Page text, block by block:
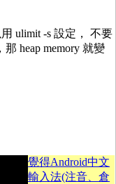
ulimit -s 設定， 不要
heap memory 就變
覺得Android中文
輸入法(注音、倉